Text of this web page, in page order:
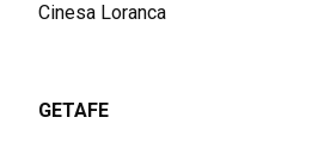
Cinesa Loranca
GETAFE